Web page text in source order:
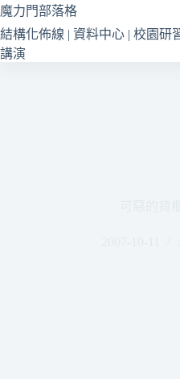
跳
至
主
魔力門部落格
結構化佈線 | 資料中心 | 校園研
講演